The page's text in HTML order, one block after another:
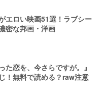
エロい映画51選！ラブシー
密な邦画・洋画
た恋を、今さらですが。』
！無料で読める？raw注意